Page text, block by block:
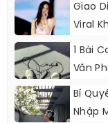
Giao
Viral
1 Bài
Văn
Bí
Nhập